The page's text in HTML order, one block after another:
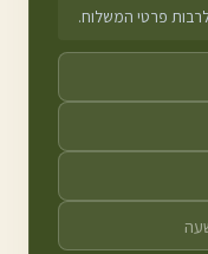
פרטי המשלוח.